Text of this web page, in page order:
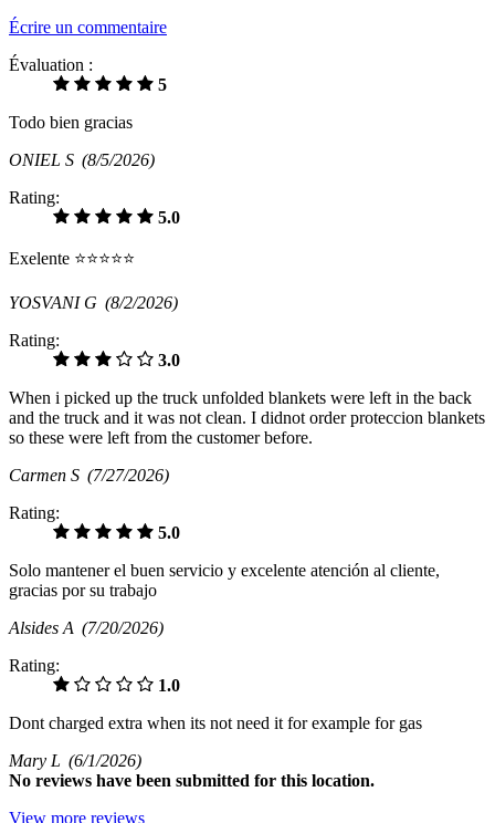
Écrire un commentaire
Évaluation :
5
Todo bien gracias
ONIEL S (8/5/2026)
Rating:
5.0
Exelente ⭐️⭐️⭐️⭐️⭐️
YOSVANI G (8/2/2026)
Rating:
3.0
When i picked up the truck unfolded blankets were left in the back
and the truck and it was not clean. I didnot order proteccion blankets
so these were left from the customer before.
Carmen S (7/27/2026)
Rating:
5.0
Solo mantener el buen servicio y excelente atención al cliente,
gracias por su trabajo
Alsides A (7/20/2026)
Rating:
1.0
Dont charged extra when its not need it for example for gas
Mary L (6/1/2026)
No reviews have been submitted for this location.
View more reviews